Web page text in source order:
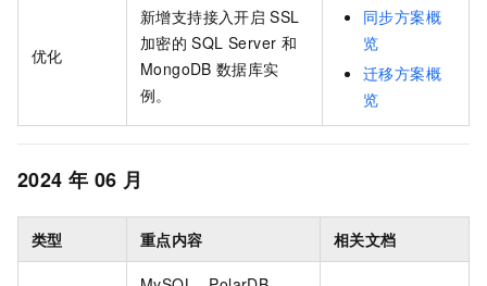
优化
新增支持接入开启 SSL
加密的 SQL Server 和
MongoDB 数据库实
例。
同步方案概
览
迁移方案概
览
2024 年 06 月
类型 重点内容 相关文档